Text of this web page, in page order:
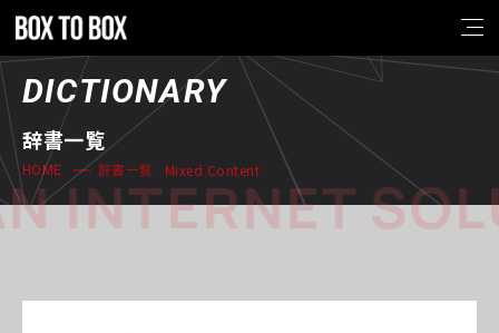
DICTIONARY
辞書一覧
HOME 辞書一覧 Mixed Content
INTERNET